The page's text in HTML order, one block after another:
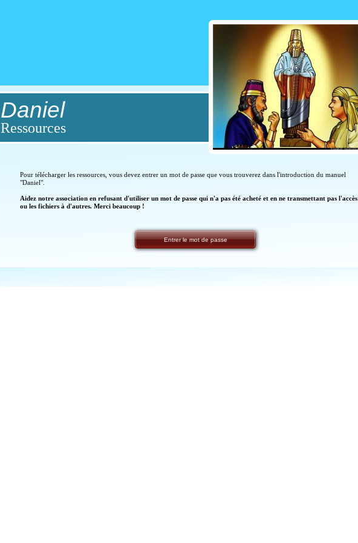
Entrer le mot de passe
Pour télécharger les ressources, vous devez entrer un mot de passe que vous trouverez dans l'introduction du manuel
"Daniel".
Aidez notre association en refusant d'utiliser un mot de passe qui n'a pas été acheté et en ne transmettant pas l'accès
ou les fichiers à d'autres. Merci beaucoup !
Daniel
Ressources